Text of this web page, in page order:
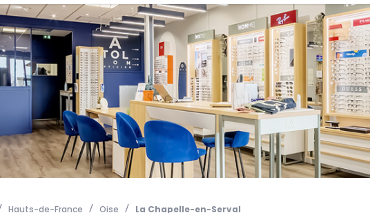
Hauts-de-France Oise La Chapelle-en-Serval